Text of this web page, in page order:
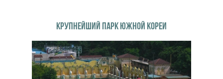
КРУПНЕЙШИЙ ПАРК ЮЖНОЙ КОРЕИ